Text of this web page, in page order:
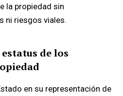
la propiedad sin
ni riesgos viales.
de los
en su representación de